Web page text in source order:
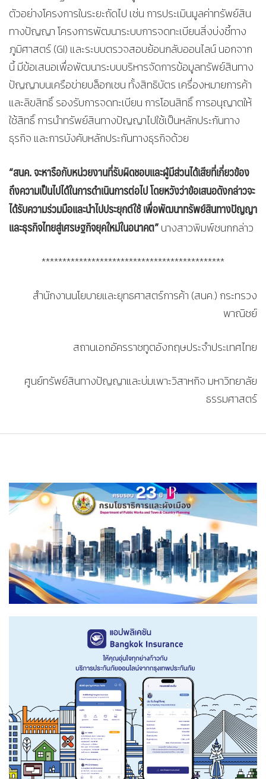
ตัวอย่างโครงการในระยะถัดไป เช่น การประเมินมูลค่าทรัพย์สิน
ทางปัญญา โครงการพัฒนาระบบการจดทะเบียนสิ่งบ่งชี้ทาง
ภูมิศาสตร์ (GI) และระบบตรวจสอบย้อนกลับออนไลน์ นอกจาก
นี้ มีข้อเสนอเพื่อพัฒนาระบบบริหารจัดการข้อมูลทรัพย์สินทาง
ปัญญาบนเครือข่ายบล็อกเชน ทั้งสิทธิบัตร เครื่องหมายการค้า
และลิขสิทธิ์ รองรับการจดทะเบียน การโอนสิทธิ์ การอนุญาตให้
ใช้สิทธิ์ การนำทรัพย์สินทางปัญญาไปใช้เป็นหลักประกันทาง
ธุรกิจ และการบังคับหลักประกันทางธุรกิจด้วย
“สนค. จะหารือกับหน่วยงานที่รับผิดชอบและผู้มีส่วนได้เสียที่เกี่ยวข้อง
ถึงความเป็นไปได้ในการดำเนินการต่อไปโดยหวังว่าข้อเสนอดังกล่าวจะ
ได้รับความร่วมมือและนำไปประยุกต์ใช้ เพื่อพัฒนาทรัพย์สินทางปัญญา
และธุรกิจไทยสู่เศรษฐกิจยุคใหม่ในอนาคต”นางสาวพิมพ์ชนกกล่าว
********************************************
สำนักงานนโยบายและยุทธศาสตร์การค้า (สนค.) กระทรวง
พาณิชย์
สถานเอกอัครราชทูตอังกฤษประจำประเทศไทย
ศูนย์ทรัพย์สินทางปัญญาและบ่มเพาะวิสาหกิจ มหาวิทยาลัย
ธรรมศาสตร์